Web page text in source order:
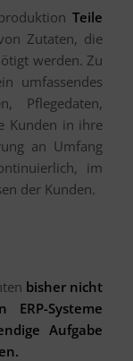
Teile
Zutaten, die
werden. Zu
umfassendes
Pflegedaten,
Kunden in ihre
an Umfang
im
der Kunden.
bisher nicht
Systeme
Aufgabe